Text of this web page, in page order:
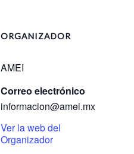
ORGANIZADOR
AMEI
Correo electrónico
informacion@amei.mx
Ver la web del
Organizador